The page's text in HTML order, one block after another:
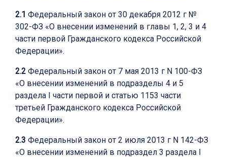
2.1 Федеральный закон от 30 декабря 2012 г №
302-ФЗ «О внесении изменений в главы 1, 2, 3 и 4
части первой Гражданского кодекса Российской
Федерации».
2.2 Федеральный закон от 7 мая 2013 г N 100-ФЗ
«О внесении изменений в подразделы 4 и 5
раздела I части первой и статью 1153 части
третьей Гражданского кодекса Российской
Федерации».
2.3 Федеральный закон от 2 июля 2013 г N 142-ФЗ
«О внесении изменений в подраздел 3 раздела I